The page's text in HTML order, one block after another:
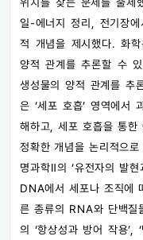
일-에너지 정리, 전기장
적 개념을 제시했다. 화
양적 관계를 추론할 수
생성물의 양적 관계를 추
은 ‘세포 호흡’ 영역에서
해하고, 세포 호흡을 통한
정확한 개념을 논리적으로
명과학Ⅱ의 ‘유전자의 발
DNA에서 세포나 조직에
른 종류의 RNA와 단백질
의 ‘항상성과 방어 작용’,